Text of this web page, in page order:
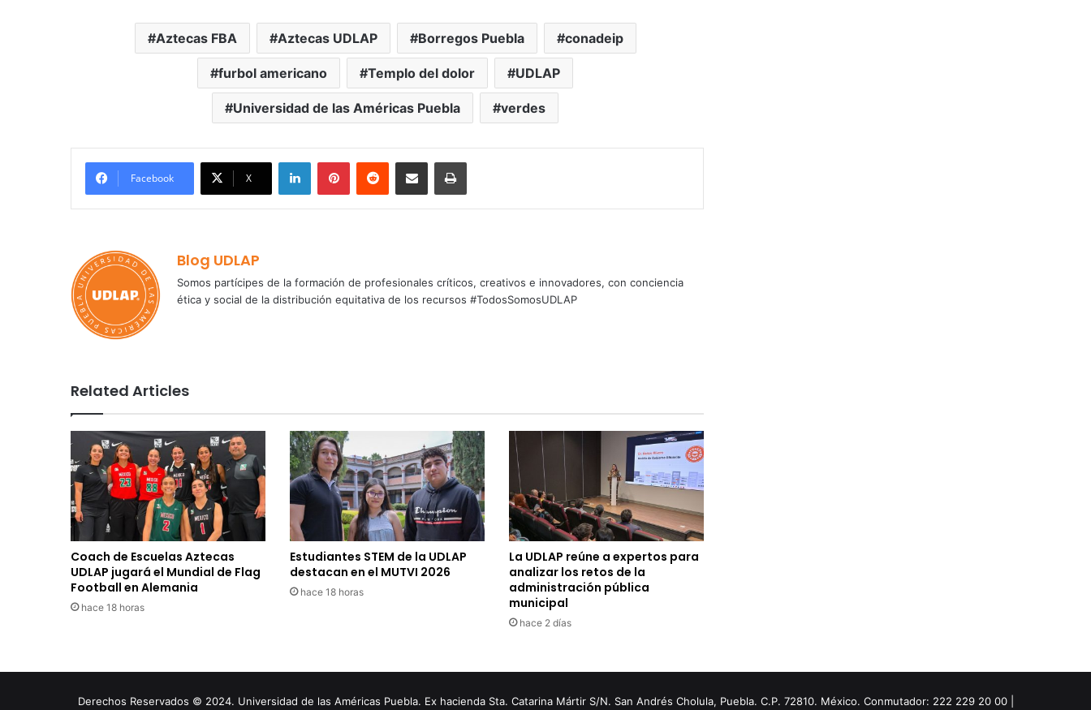
Aztecas FBA Aztecas UDLAP Borregos Puebla conadeip
furbol americano Templo del dolor UDLAP
Universidad de las Américas Puebla verdes
Facebook X
LinkedInPinterestReddit Share via Email Print
Blog UDLAP
Somos partícipes de la formación de profesionales críticos, creativos e innovadores, con conciencia
ética y social de la distribución equitativa de los recursos #TodosSomosUDLAP
Related Articles
Coach de Escuelas Aztecas
UDLAP jugará el Mundial de Flag
Football en Alemania
hace 18 horas
Estudiantes STEM de la UDLAP
destacan en el MUTVI 2026
hace 18 horas
La UDLAP reúne a expertos para
analizar los retos de la
administración pública
municipal
hace 2 días
Derechos Reservados © 2024. Universidad de las Américas Puebla. Ex hacienda Sta. Catarina Mártir S/N. San Andrés Cholula, Puebla. C.P. 72810. México. Conmutador: 222 229 20 00 |